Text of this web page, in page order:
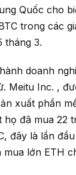
Quốc cho
trong các
tháng 3.
doanh
Meitu Inc. ,
xuất phần
họ đã mua 22
đây là lần
lớn ETH